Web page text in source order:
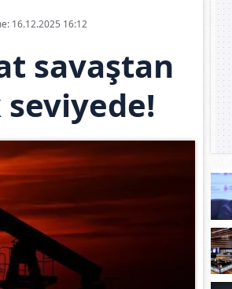
16.12.2025 16:12
savaştan